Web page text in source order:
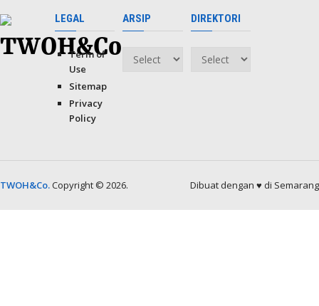
LEGAL
Term of
Use
Sitemap
Privacy
Policy
ARSIP
Arsip
DIREKTORI
Direktori
TWOH&Co.Copyright © 2026. Dibuat dengan ♥ di Semarang